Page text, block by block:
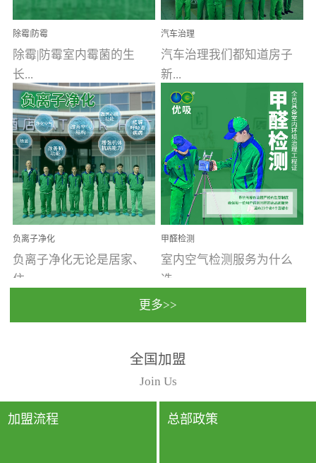
首的室内...
液来说，无...
除霉|防霉
除霉|防霉室内霉菌的生
长...
受温度、湿度、基质养
分、通风四个条件影响，
温暖潮湿、营养物质多、
通风缓慢的空间最易滋生
大量霉菌的...
汽车治理
汽车治理我们都知道房子
新...
装修完会有甲醛，其实汽
车的甲醛超标问题更为严
重。汽车的空间范围小，
配件、皮具、装饰多，这
些都是汽...
负离子净化
负离子净化无论是居家、
住...
动，人类长时间停留的室
内空间都有整体消毒的需
要。因为空间内人流携带
的、空气...
甲醛检测
室内空气检测服务为什么
选...
行国家规定的标准检测方
法，空气采样量准确，检
测结果可靠，远胜于其他
检测...
更多>>
全国加盟
Join Us
加盟流程 总部政策